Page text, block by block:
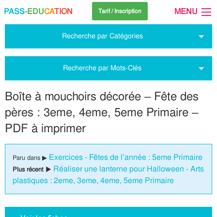
PASS-EDUCATION Tarif / Inscription MENU
Recherche par Catégories
Recherche par Mots-Clés
Boîte à mouchoirs décorée – Fête des
pères : 3eme, 4eme, 5eme Primaire –
PDF à imprimer
Paru dans ▶ Exercices - Fêtes de l’année : 5eme Primaire
Plus récent ▶ Réaliser une lanterne pour Halloween - Arts
plastiques : 2eme, 3eme, 4eme, 5eme Primaire